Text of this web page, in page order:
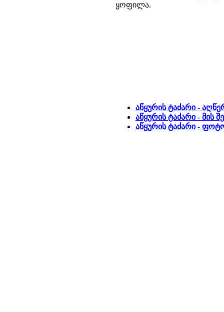
ყოფილა.
აწყურის ტაძარი -
აწყურის ტაძარი - მის
აწყურის ტაძარი -